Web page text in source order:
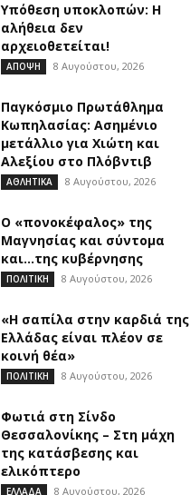
Υπόθεση υποκλοπών: Η
αλήθεια δεν
αρχειοθετείται!
ΑΠΟΨΗ 8 Αυγούστου, 2026
Παγκόσμιο Πρωτάθλημα
Κωπηλασίας: Ασημένιο
μετάλλιο για Χιώτη και
Αλεξίου στο Πλόβντιβ
ΑΘΛΗΤΙΚΑ 8 Αυγούστου, 2026
Ο «πονοκέφαλος» της
Μαγνησίας και σύντομα
και…της κυβέρνησης
ΠΟΛΙΤΙΚΗ 8 Αυγούστου, 2026
«Η σαπίλα στην καρδιά της
Ελλάδας είναι πλέον σε
κοινή θέα»
ΠΟΛΙΤΙΚΗ 8 Αυγούστου, 2026
Φωτιά στη Σίνδο
Θεσσαλονίκης – Στη μάχη
της κατάσβεσης και
ελικόπτερο
ΕΛΛΑΔΑ 8 Αυγούστου, 2026